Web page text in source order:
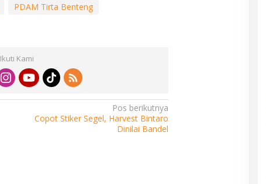
PDAM Tirta Benteng
Ikuti Kami
Pos berikutnya
Copot Stiker Segel, Harvest Bintaro
Dinilai Bandel